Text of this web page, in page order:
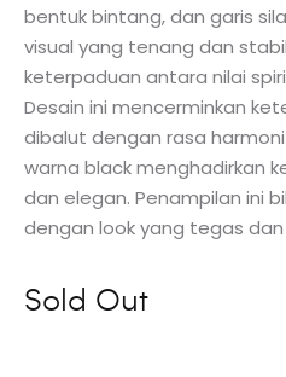
bentuk bintang, dan garis
visual yang tenang dan
keterpaduan antara nilai
Desain ini mencerminkan
dibalut dengan rasa
warna black menghadirkan
dan elegan. Penampilan ini
dengan look yang tegas dan
Sold Out